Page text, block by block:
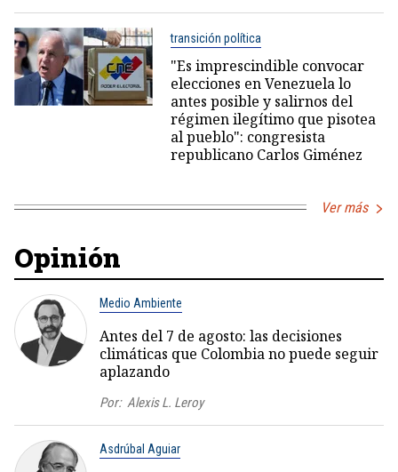
transición política
"Es imprescindible convocar
elecciones en Venezuela lo
antes posible y salirnos del
régimen ilegítimo que pisotea
al pueblo": congresista
republicano Carlos Giménez
Ver más
Opinión
Medio Ambiente
Antes del 7 de agosto: las decisiones
climáticas que Colombia no puede seguir
aplazando
Por: Alexis L. Leroy
Asdrúbal Aguiar